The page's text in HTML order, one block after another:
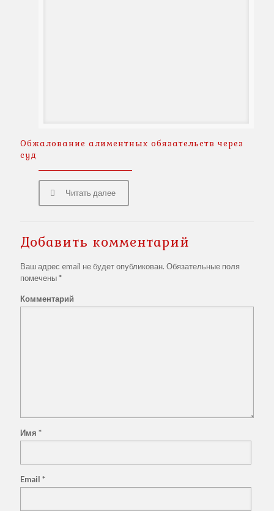
Обжалование алиментных обязательств через
суд
Читать далее
Добавить комментарий
Ваш адрес email не будет опубликован. Обязательные поля
помечены*
Комментарий
Имя *
Email *